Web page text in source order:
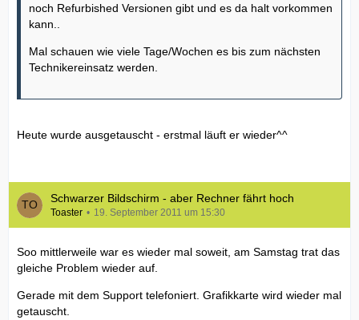
noch Refurbished Versionen gibt und es da halt vorkommen
kann..
Mal schauen wie viele Tage/Wochen es bis zum nächsten
Technikereinsatz werden.
Heute wurde ausgetauscht - erstmal läuft er wieder^^
Schwarzer Bildschirm - aber Rechner fährt hoch
Toaster 19. September 2011 um 15:30
Soo mittlerweile war es wieder mal soweit, am Samstag trat das
gleiche Problem wieder auf.
Gerade mit dem Support telefoniert. Grafikkarte wird wieder mal
getauscht.